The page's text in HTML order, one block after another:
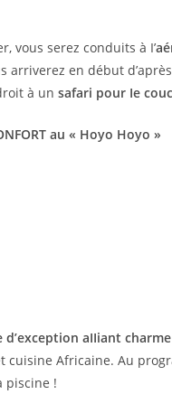
vous serez conduits à I’
arriverez en début
à un safari pour Ie
au « Hoyo Hoyo »
d’exception aIIiant
cuisine Africaine. Au
piscine !